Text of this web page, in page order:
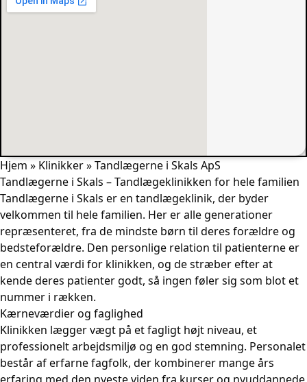
Hjem » Klinikker»Tandlægerne i Skals ApS
Tandlægerne i Skals – Tandlægeklinikken for hele familien
Tandlægerne i Skals er en tandlægeklinik, der byder
velkommen til hele familien. Her er alle generationer
repræsenteret, fra de mindste børn til deres forældre og
bedsteforældre. Den personlige relation til patienterne er
en central værdi for klinikken, og de stræber efter at
kende deres patienter godt, så ingen føler sig som blot et
nummer i rækken.
Kærneværdier og faglighed
Klinikken lægger vægt på et fagligt højt niveau, et
professionelt arbejdsmiljø og en god stemning. Personalet
består af erfarne fagfolk, der kombinerer mange års